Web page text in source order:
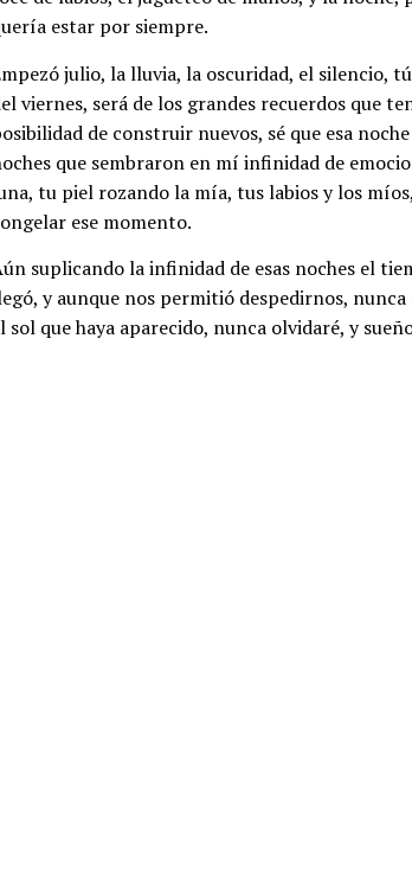
estar por siempre.
julio, la lluvia, la oscuridad, el silencio,
viernes, será de los grandes recuerdos que
de construir nuevos, sé que esa
que sembraron en mí infinidad de
tu piel rozando la mía, tus labios y los
ese momento.
suplicando la infinidad de esas noches el
y aunque nos permitió despedirnos,
sol que haya aparecido, nunca olvidaré, y